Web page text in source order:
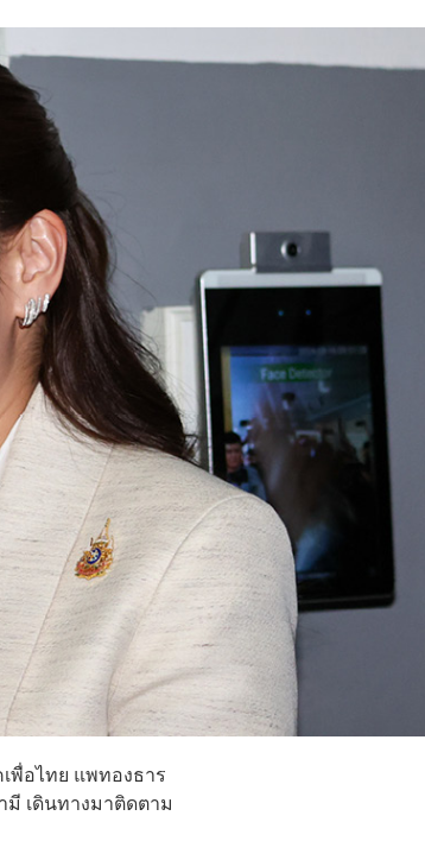
พื่อไทย แพทองธาร
เดินทางมาติดตาม